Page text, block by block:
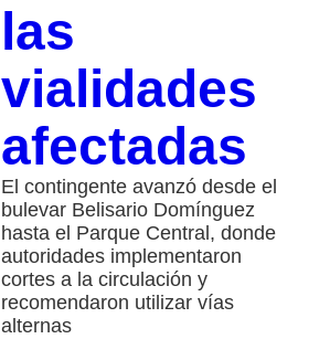
las
vialidades
afectadas
El contingente avanzó desde el
bulevar Belisario Domínguez
hasta el Parque Central, donde
autoridades implementaron
cortes a la circulación y
recomendaron utilizar vías
alternas